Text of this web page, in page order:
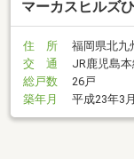
マーカスヒルズ
住 所
福岡県北九
交 通
JR鹿児島
総戸数
26戸
築年月
平成23年3月